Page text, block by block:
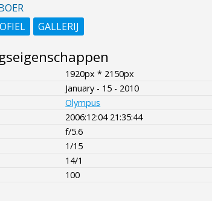
GALLERIJ
1920px * 2150px
January - 15 - 2010
Olympus
2006:12:04 21:35:44
f/5.6
1/15
14/1
100